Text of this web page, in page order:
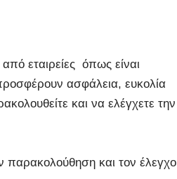
εταιρείες όπως είναι
ασφάλεια, ευκολία
και να ελέγχετε την
παρακολούθηση και τον έλεγχο